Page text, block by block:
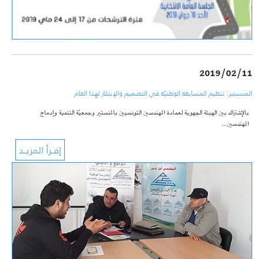
2019/02/11
المنستير: تنظيم المسابقة الوطنيّة في التصميم والإبتكار لهذا العام
بالإشتراك بين الهيئة الجهوية لعمادة المهندسين التونسيين بالمنستير وجمعيّة التنمية وإدماج
المهندسين…